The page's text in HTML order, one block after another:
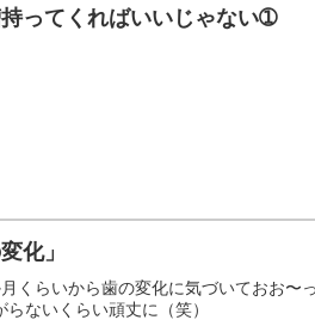
ってくればいいじゃない➀
化」
くらいから歯の変化に気づいておお〜
ないくらい頑丈に（笑）